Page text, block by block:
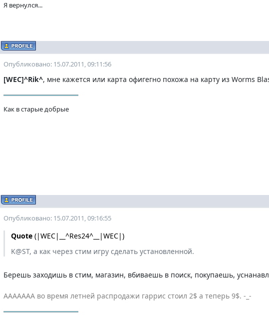
Я вернулся...
Опубликовано: 15.07.2011, 09:11:56
[WEC]^Rik^, мне кажется или карта офигегно похожа на карту из Worms
Как в старые добрые
Опубликовано: 15.07.2011, 09:16:55
Quote (|WEC|__^Res24^__|WEC|)
K@ST, а как через стим игру сделать установленной.
Берешь заходишь в стим, магазин, вбиваешь в поиск, покупаешь,
ААААААА во время летней распродажи гаррис стоил 2$ а теперь 9$. -_-